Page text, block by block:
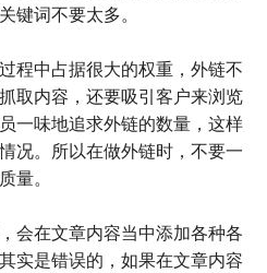
键词不要太多。
程中占据很大的权重，外链不
取内容，还要吸引客户来浏览
一味地追求外链的数量，这样
况。所以在做外链时，不要一
量。
会在文章内容当中添加各种各
实是错误的，如果在文章内容